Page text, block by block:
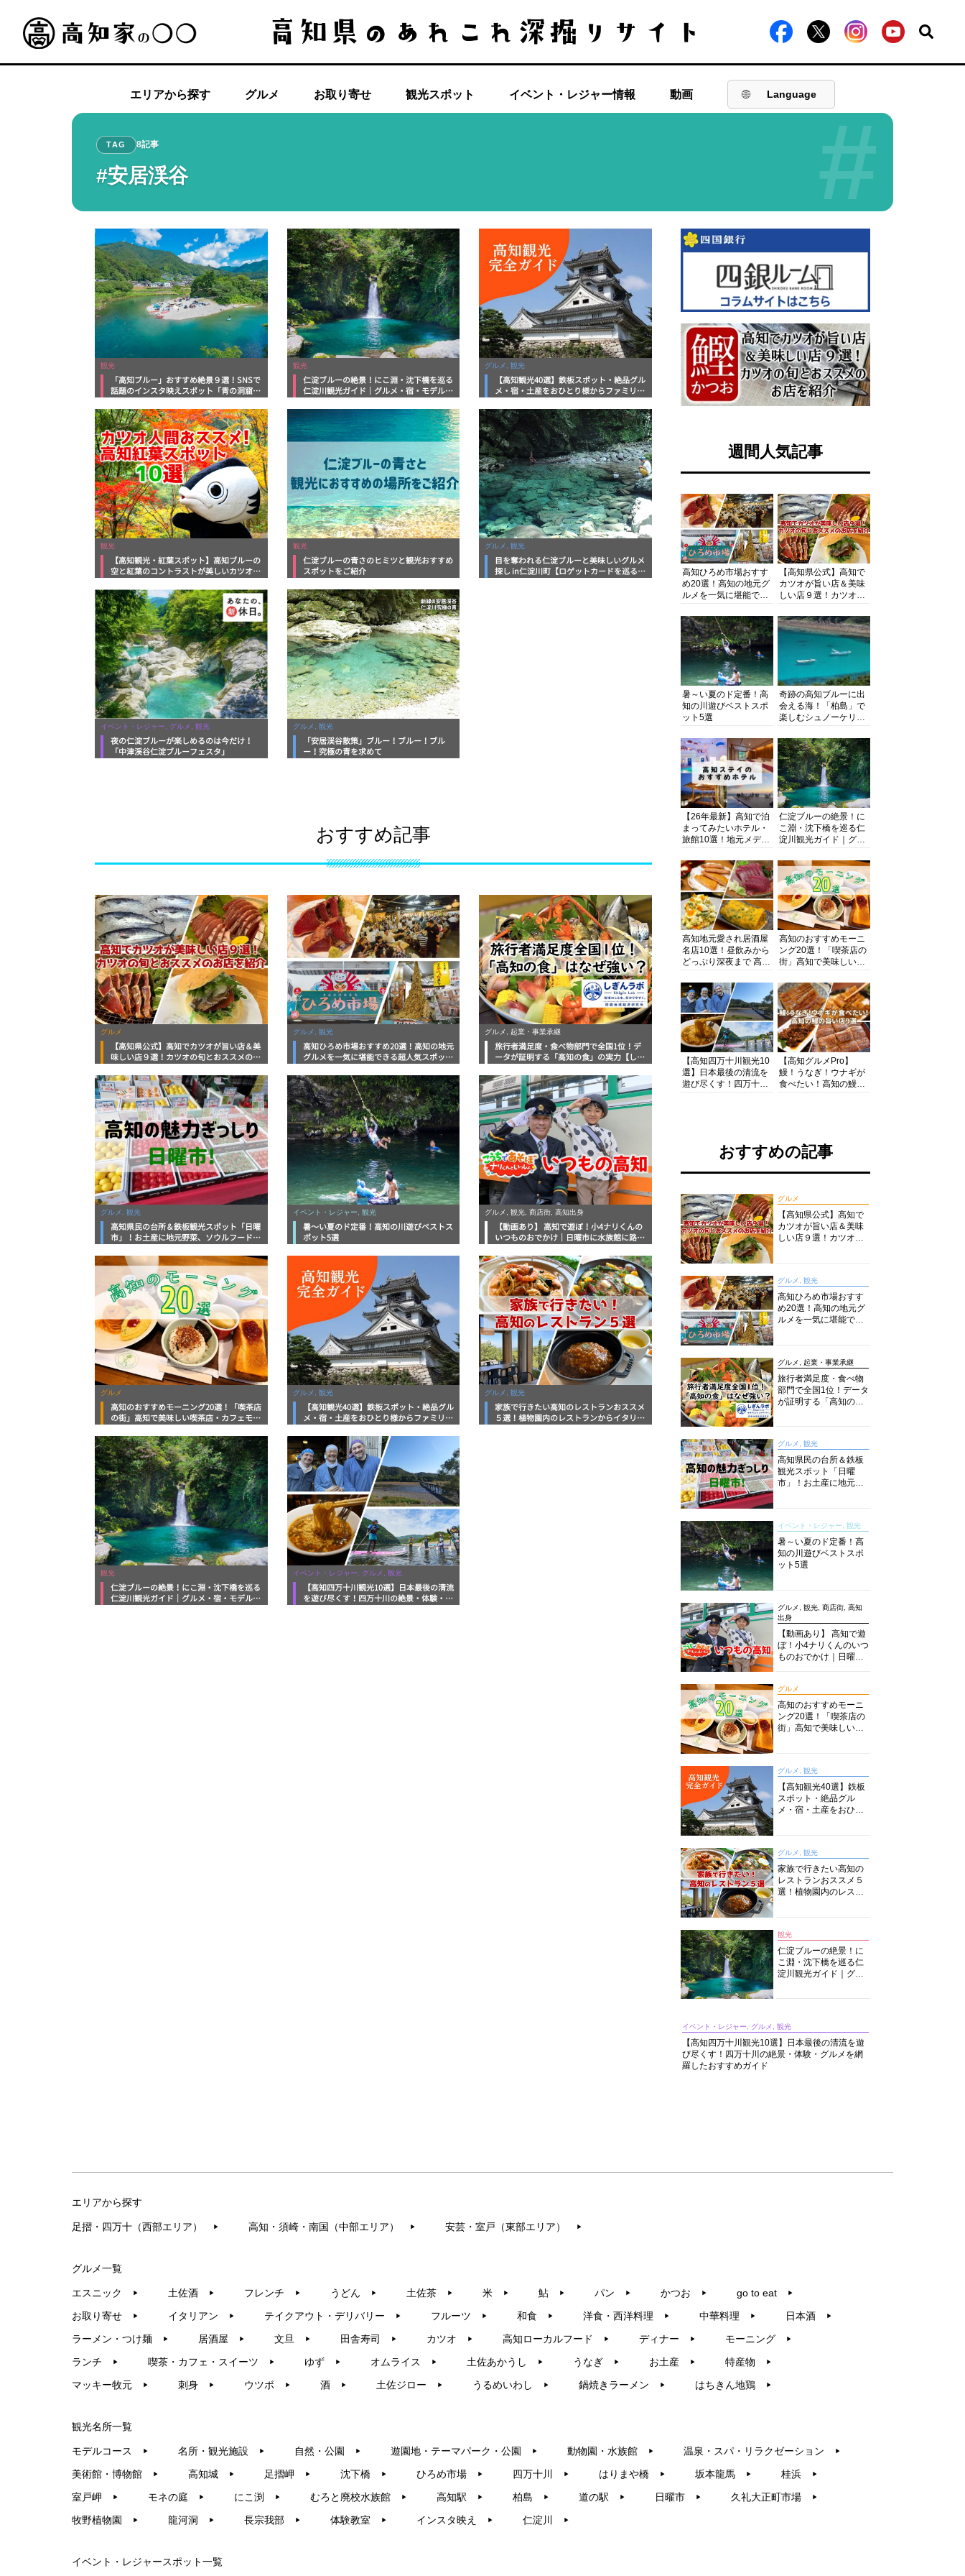
エリアから探す グルメ お取り寄せ 観光スポット イベント・レジャー情報 動画 Language
#
TAG 8記事
#安居渓谷
観光
「高知ブルー」おすすめ絶景９選！SNSで
話題のインスタ映えスポット「青の洞窟」
観光
仁淀ブルーの絶景！にこ淵・沈下橋を巡る
仁淀川観光ガイド｜グルメ・宿・モデルコ
グルメ, 観光
【高知観光40選】鉄板スポット・絶品グル
メ・宿・土産をおひとり様からファミリー
観光
【高知観光・紅葉スポット】高知ブルーの
空と紅葉のコントラストが美しいカツオ人
観光
仁淀ブルーの青さのヒミツと観光おすすめ
スポットをご紹介
グルメ, 観光
目を奪われる仁淀ブルーと美味しいグルメ
探し in仁淀川町【ロゲットカードを巡る旅
イベント・レジャー, グルメ, 観光
夜の仁淀ブルーが楽しめるのは今だけ！
「中津渓谷仁淀ブルーフェスタ」
グルメ, 観光
「安居渓谷散策」ブルー！ブルー！ブル
ー！究極の青を求めて
おすすめ記事
グルメ
【高知県公式】高知でカツオが旨い店＆美
味しい店９選！カツオの旬とおススメのお
グルメ, 観光
高知ひろめ市場おすすめ20選！高知の地元
グルメを一気に堪能できる超人気スポット
グルメ, 起業・事業承継
旅行者満足度・食べ物部門で全国1位！デ
ータが証明する「高知の食」の実力【しぎ
グルメ, 観光
高知県民の台所＆鉄板観光スポット「日曜
市」！お土産に地元野菜、ソウルフードま
底解説！
イベント・レジャー, 観光
暑～い夏のド定番！高知の川遊びベストス
ポット5選
グルメ, 観光, 商店街, 高知出身
【動画あり】 高知で遊ぼ！小4ナリくんの
いつものおでかけ｜日曜市に水族館に路面
グルメ
高知のおすすめモーニング20選！「喫茶店
の街」高知で美味しい喫茶店・カフェモー
グルメ, 観光
【高知観光40選】鉄板スポット・絶品グル
メ・宿・土産をおひとり様からファミリー
グルメ, 観光
家族で行きたい高知のレストランおススメ
５選！植物園内のレストランからイタリア
観光
仁淀ブルーの絶景！にこ淵・沈下橋を巡る
仁淀川観光ガイド｜グルメ・宿・モデルコ
イベント・レジャー, グルメ, 観光
【高知四万十川観光10選】日本最後の清流
を遊び尽くす！四万十川の絶景・体験・グ
週間人気記事
高知ひろめ市場おすす
め20選！高知の地元グ
ルメを一気に堪能でき
底解剖
【高知県公式】高知で
カツオが旨い店＆美味
しい店９選！カツオの
紹介
暑～い夏のド定番！高
知の川遊びベストスポ
ット5選
奇跡の高知ブルーに出
会える海！「柏島」で
楽しむシュノーケリン
浴にキャンプまで透明
度抜群の海の楽園を徹
底紹介
【26年最新】高知で泊
まってみたいホテル・
旅館10選！地元メディ
厳選
仁淀ブルーの絶景！に
こ淵・沈下橋を巡る仁
淀川観光ガイド｜グル
まで完全網羅！
高知地元愛され居酒屋
名店10選！昼飲みから
どっぷり深夜まで 高知
知グルメPro】
高知のおすすめモーニ
ング20選！「喫茶店の
街」高知で美味しい喫
グをいただきます！
【高知四万十川観光10
選】日本最後の清流を
遊び尽くす！四万十川
【高知グルメPro】
鰻！うなぎ！ウナギが
食べたい！高知の鰻の
おすすめの記事
グルメ
【高知県公式】高知で
カツオが旨い店＆美味
しい店９選！カツオの
グルメ, 観光
高知ひろめ市場おすす
め20選！高知の地元グ
ルメを一気に堪能でき
グルメ, 起業・事業承継
旅行者満足度・食べ物
部門で全国1位！データ
が証明する「高知の
グルメ, 観光
高知県民の台所＆鉄板
観光スポット「日曜
市」！お土産に地元野
説！
イベント・レジャー, 観光
暑～い夏のド定番！高
知の川遊びベストスポ
ット5選
グルメ, 観光, 商店街, 高知
出身
【動画あり】 高知で遊
ぼ！小4ナリくんのいつ
ものおでかけ｜日曜市
グルメ
高知のおすすめモーニ
ング20選！「喫茶店の
街」高知で美味しい喫
グルメ, 観光
【高知観光40選】鉄板
スポット・絶品グル
メ・宿・土産をおひと
グルメ, 観光
家族で行きたい高知の
レストランおススメ５
選！植物園内のレスト
観光
仁淀ブルーの絶景！に
こ淵・沈下橋を巡る仁
淀川観光ガイド｜グル
イベント・レジャー, グルメ, 観光
【高知四万十川観光10選】日本最後の清流を遊
び尽くす！四万十川の絶景・体験・グルメを網
羅したおすすめガイド
エリアから探す
足摺・四万十（西部エリア） ▶︎ 高知・須崎・南国（中部エリア） ▶︎ 安芸・室戸（東部エリア） ▶︎
グルメ一覧
エスニック ▶︎ 土佐酒 ▶︎ フレンチ ▶︎ うどん ▶︎ 土佐茶 ▶︎ 米 ▶︎ 鮎 ▶︎ パン ▶︎ かつお ▶︎ go to eat ▶︎
お取り寄せ ▶︎ イタリアン ▶︎ テイクアウト・デリバリー ▶︎ フルーツ ▶︎ 和食 ▶︎ 洋食・西洋料理 ▶︎ 中華料理 ▶︎ 日本酒 ▶︎
ラーメン・つけ麺 ▶︎ 居酒屋 ▶︎ 文旦 ▶︎ 田舎寿司 ▶︎ カツオ ▶︎ 高知ローカルフード ▶︎ ディナー ▶︎ モーニング ▶︎
ランチ ▶︎ 喫茶・カフェ・スイーツ ▶︎ ゆず ▶︎ オムライス ▶︎ 土佐あかうし ▶︎ うなぎ ▶︎ お土産 ▶︎ 特産物 ▶︎
マッキー牧元 ▶︎ 刺身 ▶︎ ウツボ ▶︎ 酒 ▶︎ 土佐ジロー ▶︎ うるめいわし ▶︎ 鍋焼きラーメン ▶︎ はちきん地鶏 ▶︎
観光名所一覧
モデルコース ▶︎ 名所・観光施設 ▶︎ 自然・公園 ▶︎ 遊園地・テーマパーク・公園 ▶︎ 動物園・水族館 ▶︎ 温泉・スパ・リラクゼーション ▶︎
美術館・博物館 ▶︎ 高知城 ▶︎ 足摺岬 ▶︎ 沈下橋 ▶︎ ひろめ市場 ▶︎ 四万十川 ▶︎ はりまや橋 ▶︎ 坂本龍馬 ▶︎ 桂浜 ▶︎
室戸岬 ▶︎ モネの庭 ▶︎ にこ渕 ▶︎ むろと廃校水族館 ▶︎ 高知駅 ▶︎ 柏島 ▶︎ 道の駅 ▶︎ 日曜市 ▶︎ 久礼大正町市場 ▶︎
牧野植物園 ▶︎ 龍河洞 ▶︎ 長宗我部 ▶︎ 体験教室 ▶︎ インスタ映え ▶︎ 仁淀川 ▶︎
イベント・レジャースポット一覧